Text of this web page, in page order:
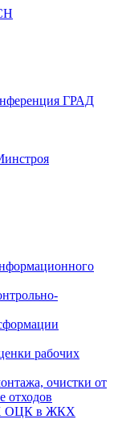
рабочих
очистки от
отходов
ОЦК в ЖКХ